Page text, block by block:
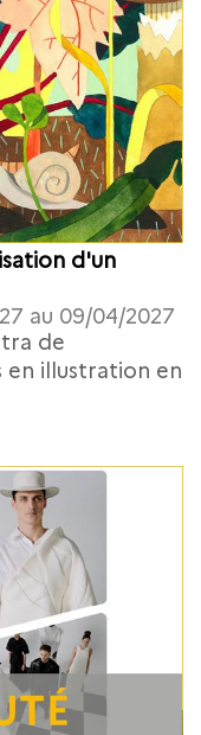
d'un
au 09/04/2027
de
illustration en